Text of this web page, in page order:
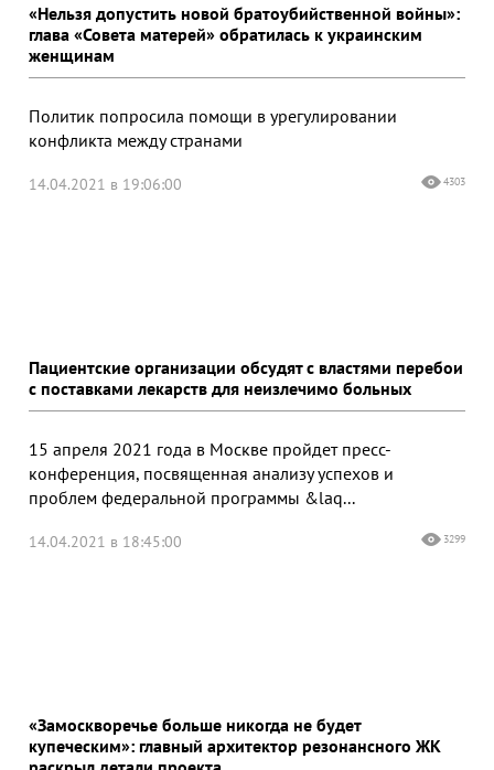
«Нельзя допустить новой братоубийственной войны»:
глава «Совета матерей» обратилась к украинским
женщинам
Политик попросила помощи в урегулировании
конфликта между странами
14.04.2021 в 19:06:00 4303
Пациентские организации обсудят с властями перебои
с поставками лекарств для неизлечимо больных
15 апреля 2021 года в Москве пройдет пресс-
конференция, посвященная анализу успехов и
проблем федеральной программы &laq...
14.04.2021 в 18:45:00 3299
«Замоскворечье больше никогда не будет
купеческим»: главный архитектор резонансного ЖК